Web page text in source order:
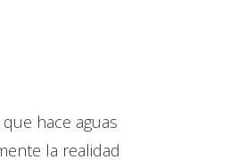
hace aguas
la realidad